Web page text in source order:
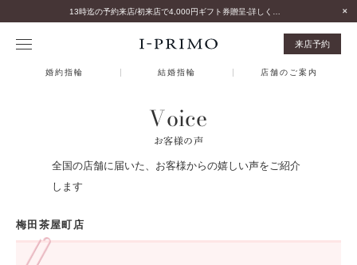
来店予約
婚約指輪 結婚指輪 店舗のご案内
Voice
お客様の声
全国の店舗に届いた、お客様からの嬉しい声をご紹介
します
梅田茶屋町店